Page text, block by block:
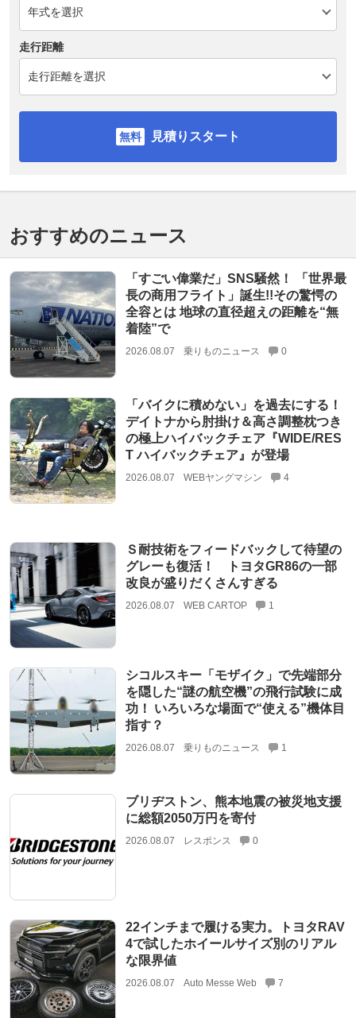
走行距離
見積りスタート
おすすめのニュース
「すごい偉業だ」SNS騒然！ 「世界最
長の商用フライト」誕生!!その驚愕の
全容とは 地球の直径超えの距離を“無
着陸”で
2026.08.07 乗りものニュース 0
「バイクに積めない」を過去にする！
デイトナから肘掛け＆高さ調整枕つき
の極上ハイバックチェア『WIDE/RES
T ハイバックチェア』が登場
2026.08.07 WEBヤングマシン 4
Ｓ耐技術をフィードバックして待望の
グレーも復活！ トヨタGR86の一部
改良が盛りだくさんすぎる
2026.08.07 WEB CARTOP 1
シコルスキー「モザイク」で先端部分
を隠した“謎の航空機”の飛行試験に成
功！ いろいろな場面で“使える”機体目
指す？
2026.08.07 乗りものニュース 1
ブリヂストン、熊本地震の被災地支援
に総額2050万円を寄付
2026.08.07 レスポンス 0
22インチまで履ける実力。トヨタRAV
4で試したホイールサイズ別のリアル
な限界値
2026.08.07 Auto Messe Web 7